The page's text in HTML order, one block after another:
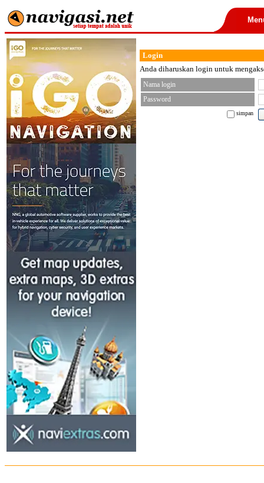
Login
Anda diharuskan login untuk
Nama login
Password
simpan